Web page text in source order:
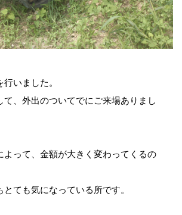
いました。
て、外出のついてでにご来場ありまし
よって、金額が大きく変わってくるの
ても気になっている所です。